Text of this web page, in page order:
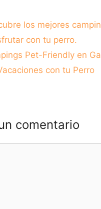
Ti
necesitas
los mejores
con tu perro.
Pet-Friendly en
con tu Perro
comentario